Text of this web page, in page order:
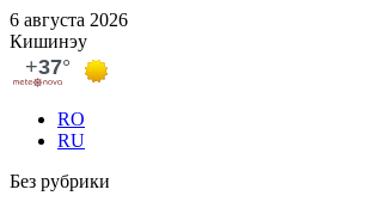
6 августа 2026
Кишинэу
RO
RU
Без рубрики